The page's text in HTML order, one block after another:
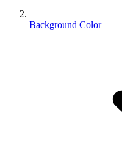
Background Color